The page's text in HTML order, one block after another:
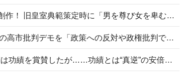
“男系男子の皇位継承”は明治期の創作！ 旧皇室典範策定時に「男を尊び女を卑むの慣習、人民の脳髄」とトンデモ論で女性天皇を否定
山里亮太が『DayDay.』で国会前の高市批判デモを「政策への反対や政権批判でない」と捻じ曲げ解説 デモ参加者から批判殺到
安倍晋三元首相の命日で高市首相は功績を賞賛したが……功績とは“真逆”の安倍元首相のトンデモ発言を振り返る